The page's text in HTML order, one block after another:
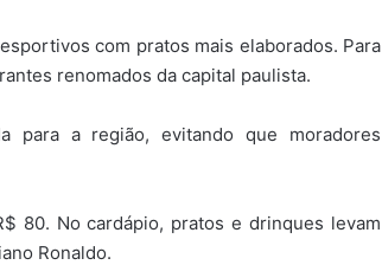
com pratos mais elaborados. Para
renomados da capital paulista.
para a região, evitando que moradores
80. No cardápio, pratos e drinques levam
Ronaldo.